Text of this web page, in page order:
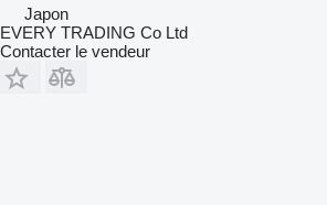
Japon
EVERY TRADING Co Ltd
Contacter le vendeur